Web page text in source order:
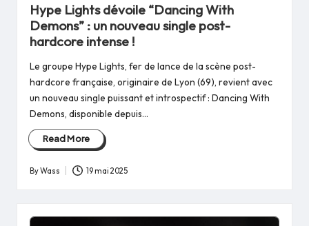
Hype Lights dévoile “Dancing With
Demons” : un nouveau single post-
hardcore intense !
Le groupe Hype Lights, fer de lance de la scène post-
hardcore française, originaire de Lyon (69), revient avec
un nouveau single puissant et introspectif : Dancing With
Demons, disponible depuis…
Read More
Posted
ByWass 19 mai 2025